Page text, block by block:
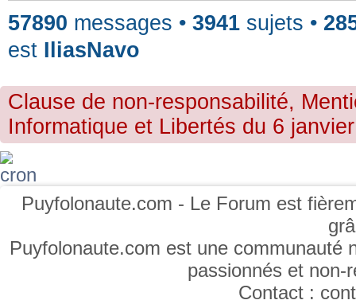
57890 messages • 3941 sujets •
est IliasNavo
Clause de non-responsabilité,
Informatique et Libertés du 6
Puyfolonaute.com - Le Forum est
Puyfolonaute.com est une communauté
passionnés et
Contact :